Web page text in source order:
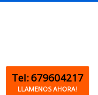
Tel: 679604217
LLAMENOS AHORA!